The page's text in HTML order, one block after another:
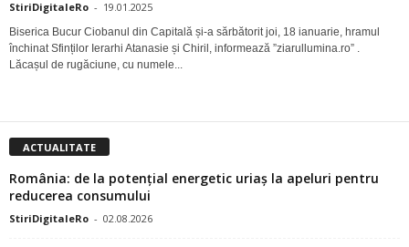
StiriDigitaleRo - 19.01.2025
Biserica Bucur Ciobanul din Capitală și-a sărbătorit joi, 18 ianuarie, hramul
închinat Sfinților Ierarhi Atanasie și Chiril, informează ”ziarullumina.ro” .
Lăcașul de rugăciune, cu numele...
ACTUALITATE
România: de la potențial energetic uriaș la apeluri pentru
reducerea consumului
StiriDigitaleRo - 02.08.2026